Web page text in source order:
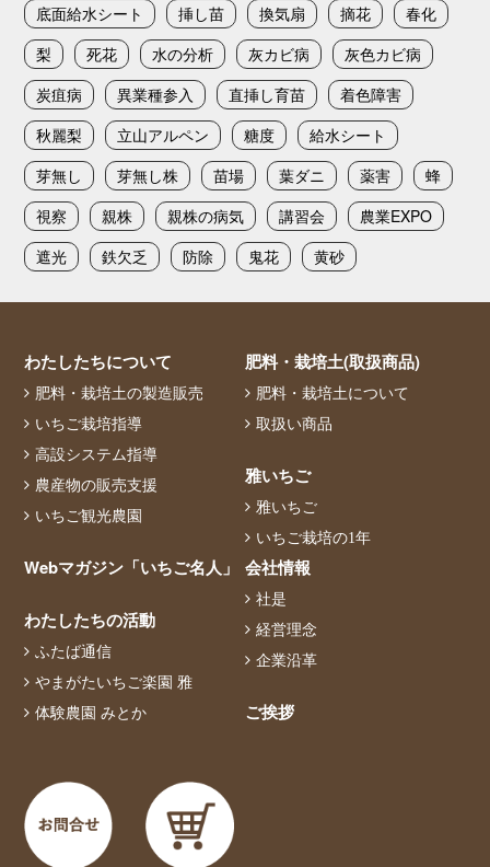
底面給水シート
挿し苗 換気扇 摘花
春化
梨
死花 水の分析 灰カビ病
灰色カビ病
炭疽病
異業種参入 直挿し育苗
着色障害
秋麗梨
立山アルペン 糖度
給水シート
芽無し
芽無し株 苗場 葉ダニ 薬害
蜂
視察
親株 親株の病気 講習会
農業EXPO
遮光
鉄欠乏 防除 鬼花 黄砂
わたしたちについて
肥料・栽培土の製造販売
いちご栽培指導
高設システム指導
農産物の販売支援
いちご観光農園
肥料・栽培土(取扱商品)
肥料・栽培土について
取扱い商品
雅いちご
雅いちご
いちご栽培の1年
Webマガジン「いちご名人」
わたしたちの活動
ふたば通信
やまがたいちご楽園 雅
体験農園 みとか
会社情報
社是
経営理念
企業沿革
ご挨拶